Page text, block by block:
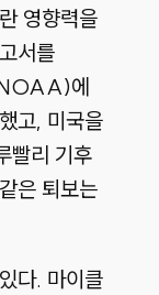
영향력을
서를
에
고, 미국을
빨리 기후
은 퇴보는
다. 마이클